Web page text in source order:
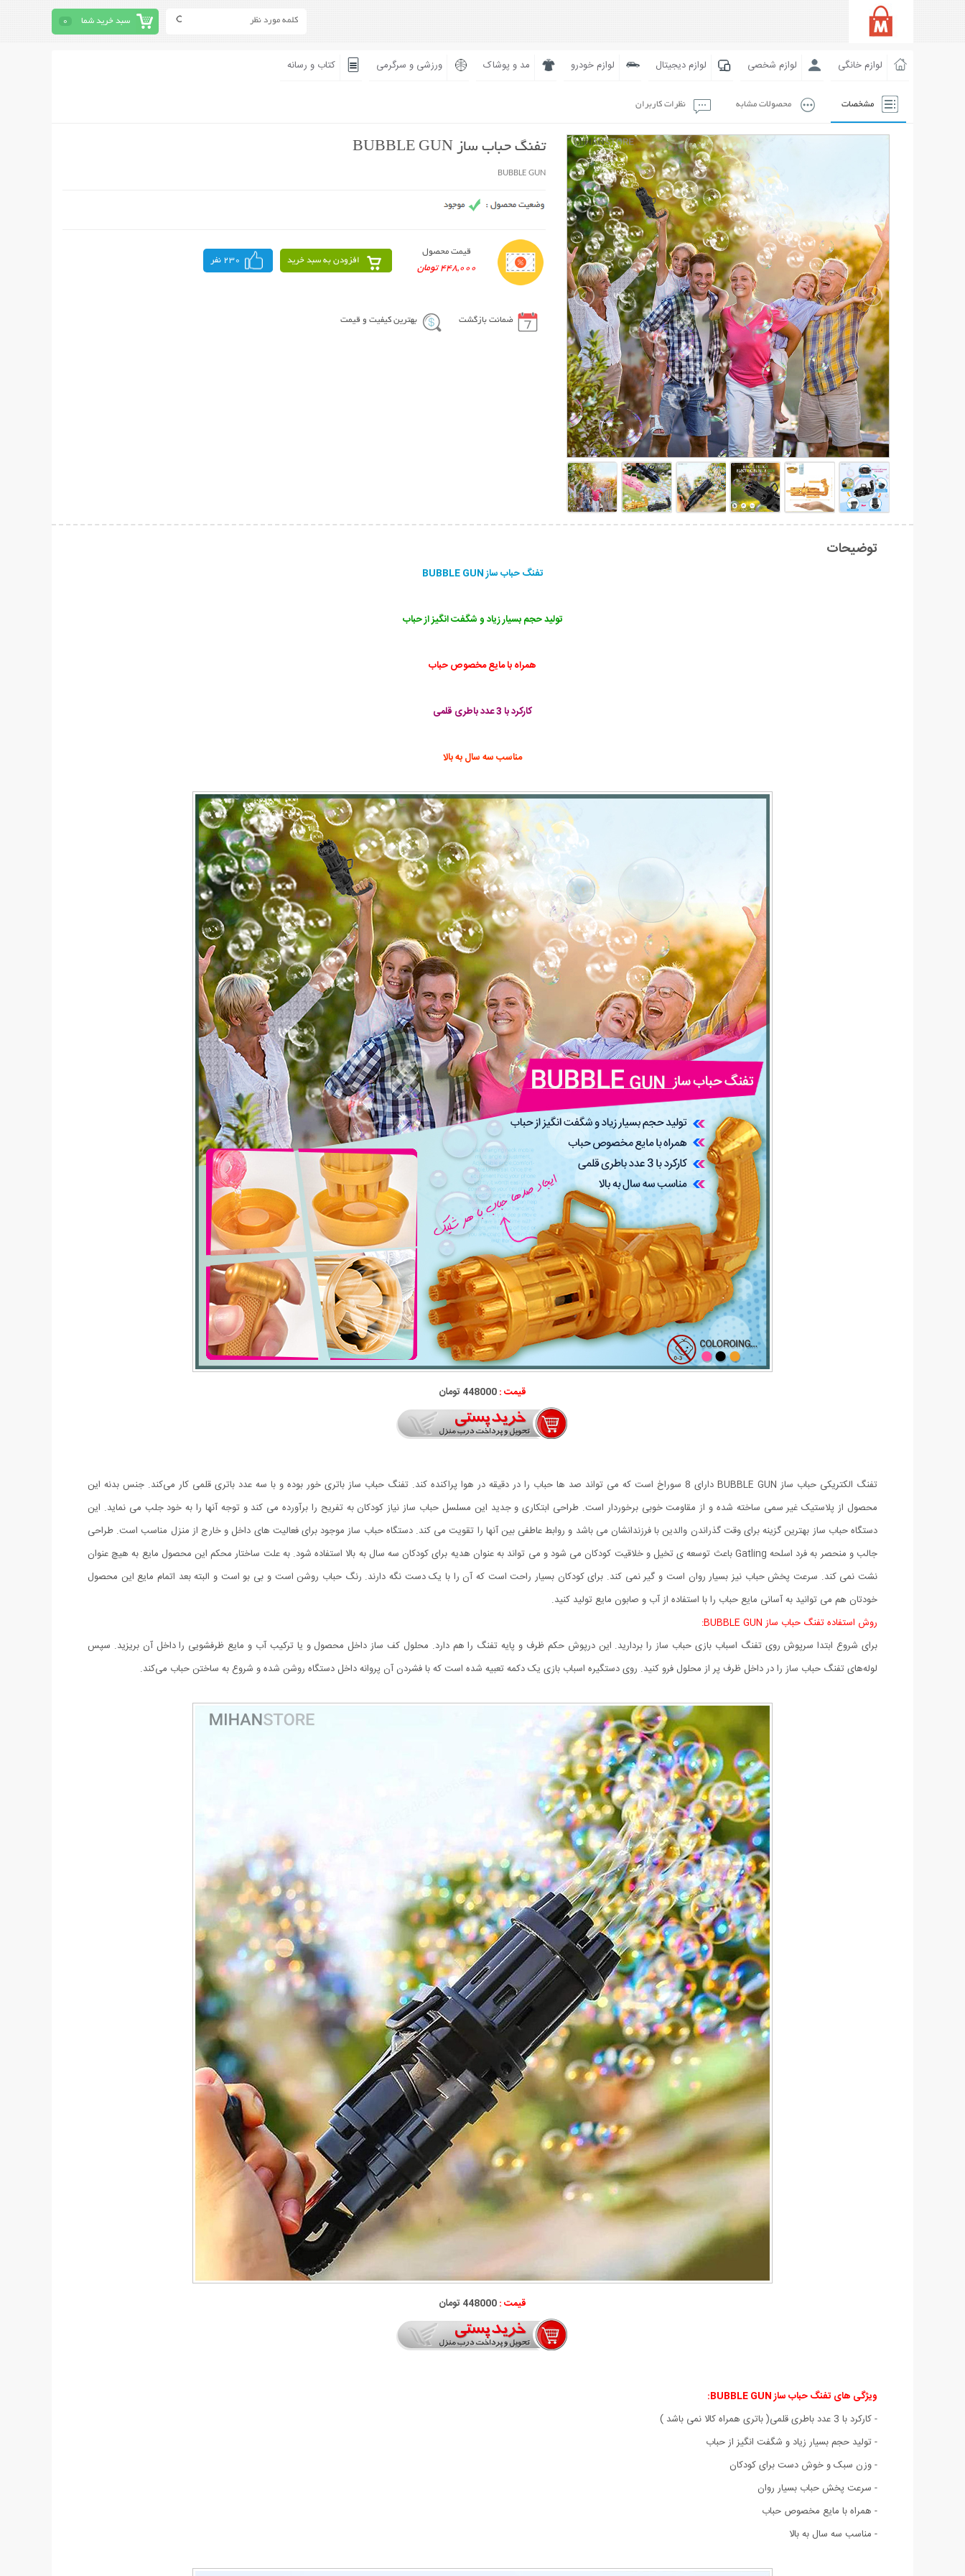
سبد خرید شما 0
لوازم خانگی لوازم شخصی لوازم دیجیتال لوازم خودرو مد و پوشاک ورزشی و سرگرمی کتاب و رسانه
مشخصات محصولات مشابه نظرات کاربران
تفنگ حباب ساز BUBBLE GUN
BUBBLE GUN
قیمت محصول
448,000 تومان
افزودن به سبد خرید 230 نفر
ضمانت بازگشت بهترین کیفیت و قیمت
توضیحات
تفنگ حباب ساز BUBBLE GUN
تولید حجم بسیار زیاد و شگفت انگیز از حباب
همراه با مایع مخصوص حباب
کارکرد با 3 عدد باطری قلمی
مناسب سه سال به بالا
قیمت :448000 تومان
تفنگ الکتریکی حباب ساز BUBBLE GUN دارای 8 سوراخ است که می تواند صد ها حباب را در دقیقه در هوا پراکنده کند. تفنگ حباب ساز باتری خور بوده و با سه عدد باتری قلمی کار می‌کند. جنس بدنه این
محصول از پلاستیک غیر سمی ساخته شده و از مقاومت خوبی برخوردار است. طراحی ابتکاری و جدید این مسلسل حباب ساز نیاز کودکان به تفریح را برآورده می کند و توجه آنها را به خود جلب می نماید. این
دستگاه حباب ساز بهترین گزینه برای وقت گذراندن والدین با فرزندانشان می باشد و روابط عاطفی بین آنها را تقویت می کند. دستگاه حباب ساز موجود برای فعالیت های داخل و خارج از منزل مناسب است. طراحی
جالب و منحصر به فرد اسلحه Gatling باعث توسعه ی تخیل و خلاقیت کودکان می شود و می تواند به عنوان هدیه برای کودکان سه سال به بالا استفاده شود. به علت ساختار محکم این محصول مایع به هیچ عنوان
نشت نمی کند. سرعت پخش حباب نیز بسیار روان است و گیر نمی کند. برای کودکان بسیار راحت است که آن را با یک دست نگه دارند. رنگ حباب روشن است و بی بو است و البته بعد اتمام مایع این محصول
خودتان هم می توانید به آسانی مایع حباب را با استفاده از آب و صابون مایع تولید کنید.
روش استفاده تفنگ حباب ساز BUBBLE GUN:
برای شروع ابتدا سرپوش روی تفنگ اسباب بازی حباب ساز را بردارید. این درپوش حکم ظرف و پایه تفنگ را هم دارد. محلول کف ساز داخل محصول و یا ترکیب آب و مایع ظرفشویی را داخل آن بریزید. سپس
لوله‌های تفنگ حباب ساز را در داخل ظرف پر از محلول فرو کنید. روی دستگیره اسباب بازی یک دکمه تعبیه شده است که با فشردن آن پروانه داخل دستگاه روشن شده و شروع به ساختن حباب می‌کند.
قیمت :448000 تومان
ویژگی های تفنگ حباب ساز BUBBLE GUN:
- کارکرد با 3 عدد باطری قلمی( باتری همراه کالا نمی باشد )
- تولید حجم بسیار زیاد و شگفت انگیز از حباب
- وزن سبک و خوش دست برای کودکان
- سرعت پخش حباب بسیار روان
- همراه با مایع مخصوص حباب
- مناسب سه سال به بالا